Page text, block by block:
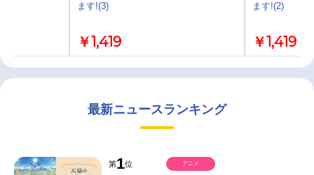
ます!(3)
￥1,419
ます!(2)
￥1,419
最新ニュースランキング
第1位 アニメ